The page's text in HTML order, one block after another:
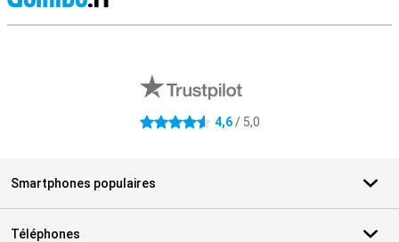
4.6 étoiles 4,6/ 5,0
Smartphones populaires
Téléphones